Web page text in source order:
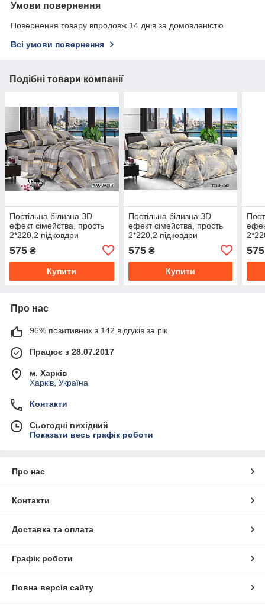
Умови повернення
Повернення товару впродовж 14 днів за домовленістю
Всі умови повернення
Подібні товари компанії
Постільна білизна ЗD
ефект сімейства, прость
2*220,2 підковдри
70/70
575 ₴
Купити
Постільна білизна ЗD
ефект сімейства, прость
2*220,2 підковдри
70/70
575₴
Купити
70/
575
Про нас
96% позитивних з 142 відгуків за рік
Працює з 28.07.2017
м. Харків
Харків, Україна
Контакти
Сьогодні вихідний
Показати весь графік роботи
Про нас
Контакти
Доставка та оплата
Графік роботи
Повна версія сайту